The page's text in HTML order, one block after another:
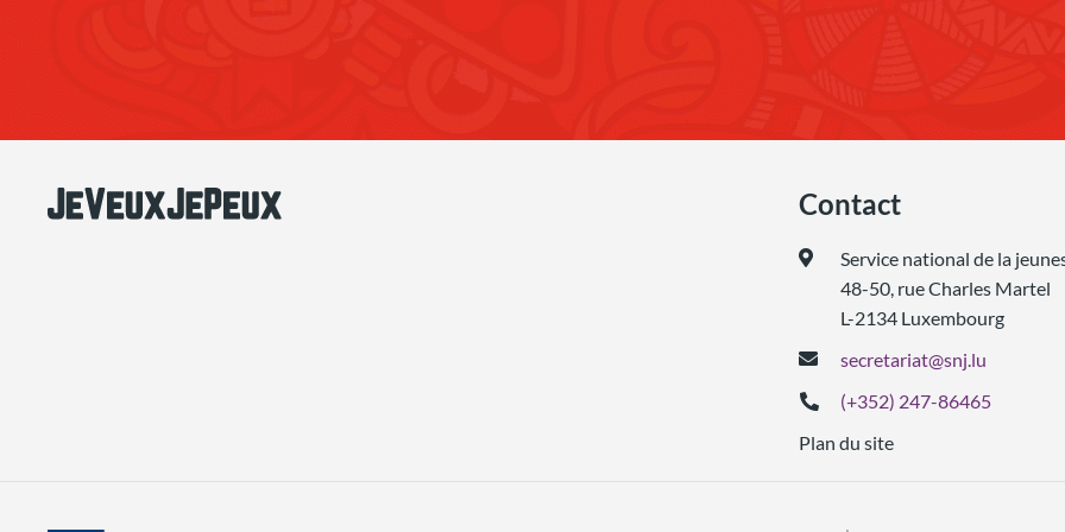
Contact
Service national de la
48-50, rue Charles Martel
L-2134 Luxembourg
secretariat@snj.lu
(+352) 247-86465
Plan du site